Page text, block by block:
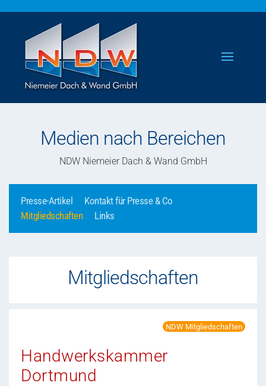
Skip to main content
Medien nach Bereichen
NDW Niemeier Dach & Wand GmbH
Presse-Artikel
Kontakt für Presse & Co
Mitgliedschaften
Links
Mitgliedschaften
NDW Mitgliedschaften
Handwerkskammer
Dortmund